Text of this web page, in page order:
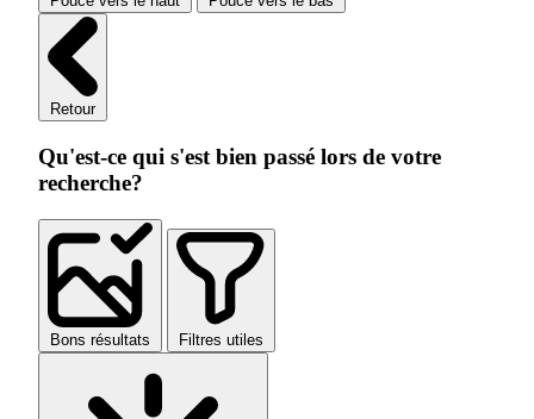
Retour
Qu'est-ce qui s'est bien passé lors de votre
recherche?
Bons résultats Filtres utiles